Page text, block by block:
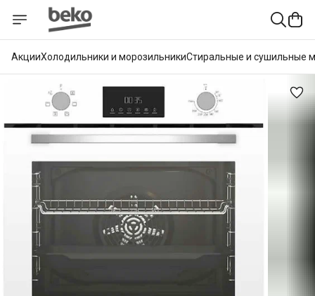
АкцииХолодильники и морозильникиСтиральные и сушильные